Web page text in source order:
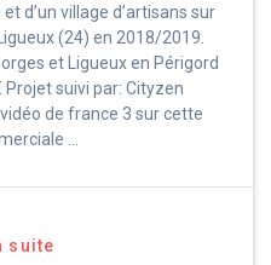
d’un village d’artisans sur
(24) en 2018/2019.
et Ligueux en Périgord
suivi par: Cityzen
de france 3 sur cette
…
suite